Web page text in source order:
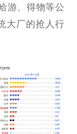
游、得物等公
大厂的抢人行